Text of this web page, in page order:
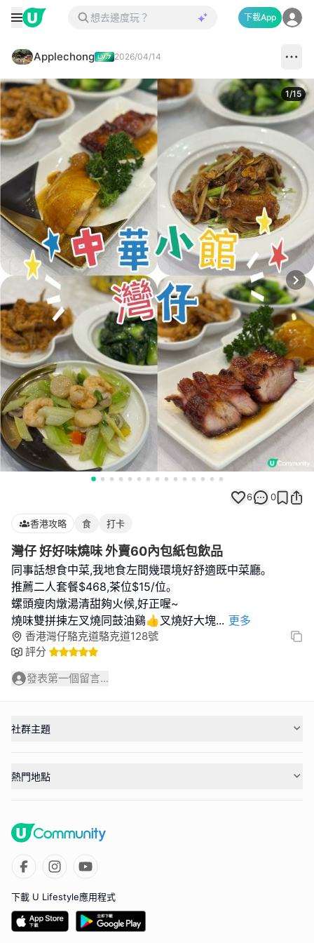
下載App
Applechong 2026/04/14
1/15
6 0
香港攻略 食 打卡
灣仔 好好味燒味 外賣60內包紙包飲品
同事話想食中菜,我地食左間幾環境好舒適既中菜廳｡
推薦二人套餐$468,茶位$15/位｡
螺頭瘦肉燉湯清甜夠火候,好正喔~
燒味雙拼揀左叉燒同鼓油鷄👍叉燒好大塊... 更多
香港灣仔駱克道駱克道128號
評分
發表第一個留言...
社群主題
熱門地點
下載 U Lifestyle應用程式